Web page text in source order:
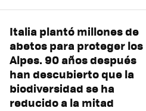
Italia plantó millones de
abetos para proteger los
Alpes. 90 años después
han descubierto que la
biodiversidad se ha
reducido a la mitad